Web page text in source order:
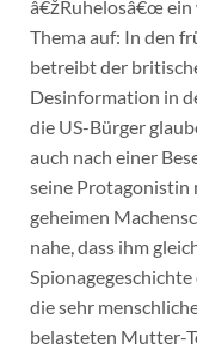
â€žRuhelosâ€œ ein
Thema auf: In den
betreibt der
Desinformation in
die US-Bürger
auch nach einer
seine Protagonistin
geheimen
nahe, dass ihm
die sehr
belasteten Mutter-